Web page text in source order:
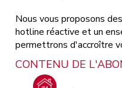
Nous vous proposons
hotline réactive et un
permettrons d'accroître
CONTENU DE